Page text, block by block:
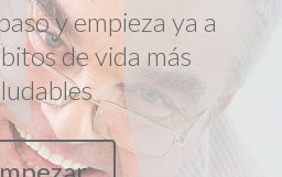
y empieza ya a
de vida más